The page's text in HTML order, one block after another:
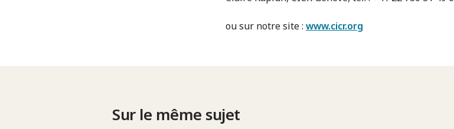
ou sur notre site : www.cicr.org
Sur le même sujet